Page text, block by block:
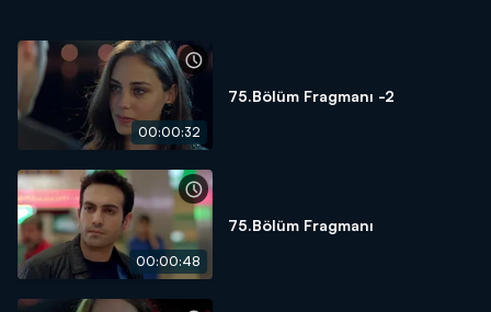
00:00:32
75.Bölüm Fragmanı -2
00:00:48
75.Bölüm Fragmanı